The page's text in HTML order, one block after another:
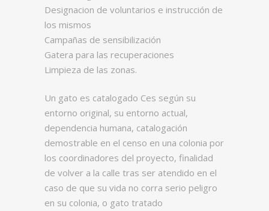
Designacion de voluntarios e instrucción de
los mismos
Campañas de sensibilización
Gatera para las recuperaciones
Limpieza de las zonas.
Un gato es catalogado Ces según su
entorno original, su entorno actual,
dependencia humana, catalogación
demostrable en el censo en una colonia por
los coordinadores del proyecto, finalidad
de volver a la calle tras ser atendido en el
caso de que su vida no corra serio peligro
en su colonia, o gato tratado